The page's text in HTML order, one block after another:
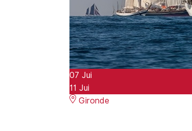
07 Jui
11 Jui
Gironde